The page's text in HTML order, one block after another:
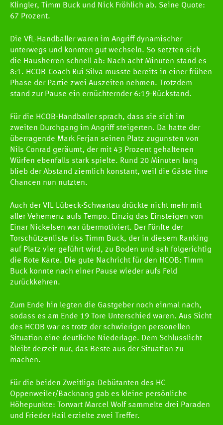
Klingler, Timm Buck und Nick Fröhlich ab. Seine Quote:
67 Prozent.
Die VfL-Handballer waren im Angriff dynamischer
unterwegs und konnten gut wechseln. So setzten sich
die Hausherren schnell ab: Nach acht Minuten stand es
8:1. HCOB-Coach Rui Silva musste bereits in einer frühen
Phase der Partie zwei Auszeiten nehmen. Trotzdem
stand zur Pause ein ernüchternder 6:19-Rückstand.
Für die HCOB-Handballer sprach, dass sie sich im
zweiten Durchgang im Angriff steigerten. Da hatte der
überragende Mark Ferjan seinen Platz zugunsten von
Nils Conrad geräumt, der mit 43 Prozent gehaltenen
Würfen ebenfalls stark spielte. Rund 20 Minuten lang
blieb der Abstand ziemlich konstant, weil die Gäste ihre
Chancen nun nutzten.
Auch der VfL Lübeck-Schwartau drückte nicht mehr mit
aller Vehemenz aufs Tempo. Einzig das Einsteigen von
Einar Nickelsen war übermotiviert. Der Fünfte der
Torschützenliste riss Timm Buck, der in diesem Ranking
auf Platz vier geführt wird, zu Boden und sah folgerichtig
die Rote Karte. Die gute Nachricht für den HCOB: Timm
Buck konnte nach einer Pause wieder aufs Feld
zurückkehren.
Zum Ende hin legten die Gastgeber noch einmal nach,
sodass es am Ende 19 Tore Unterschied waren. Aus Sicht
des HCOB war es trotz der schwierigen personellen
Situation eine deutliche Niederlage. Dem Schlusslicht
bleibt derzeit nur, das Beste aus der Situation zu
machen.
Für die beiden Zweitliga-Debütanten des HC
Oppenweiler/Backnang gab es kleine persönliche
Höhepunkte: Torwart Marcel Wolf sammelte drei Paraden
und Frieder Hail erzielte zwei Treffer.